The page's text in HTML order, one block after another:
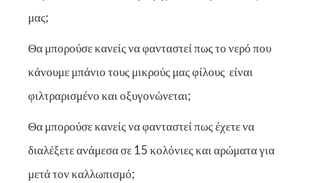
μας;
Θα μπορούσε κανείς να φανταστεί πως το νερό που
κάνουμε μπάνιο τους μικρούς μας φίλους είναι
φιλτραρισμένο και οξυγονώνεται;
Θα μπορούσε κανείς να φανταστεί πως έχετε να
διαλέξετε ανάμεσα σε 15 κολόνιες και αρώματα για
μετά τον καλλωπισμό;